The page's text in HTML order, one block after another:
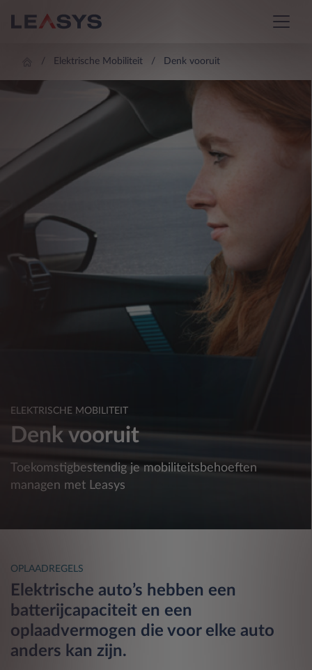
Elektrische Mobiliteit Denk vooruit
ELEKTRISCHE MOBILITEIT
Denk vooruit
Toekomstigbestendig je mobiliteitsbehoeften
managen met Leasys
OPLAADREGELS
Elektrische auto’s hebben een
batterijcapaciteit en een
oplaadvermogen die voor elke auto
anders kan zijn.